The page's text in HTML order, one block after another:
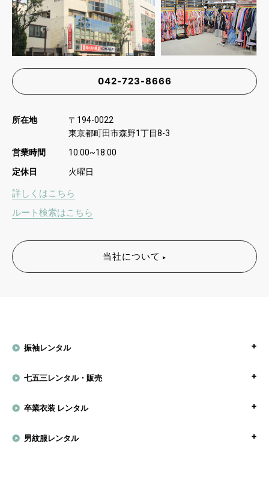
042-723-8666
所在地 〒 194-0022
東京都町田市森野1丁目8-3
営業時間 10:00~18:00
定休日 火曜日
詳しくはこちら
ルート検索はこちら
当社について
振袖レンタル
七五三レンタル・販売
卒業衣装 レンタル
男紋服レンタル